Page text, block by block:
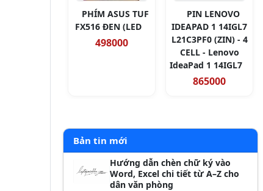
PHÍM ASUS TUF
FX516 ĐEN (LED
498000
PIN LENOVO
IDEAPAD 1 14IGL7
L21C3PF0 (ZIN) - 4
CELL - Lenovo
IdeaPad 1 14IGL7
865000
Bản tin mới
Hướng dẫn chèn chữ ký vào
Word, Excel chi tiết từ A–Z cho
dân văn phòng